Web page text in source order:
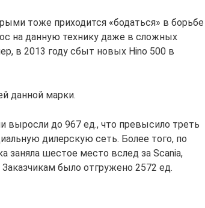
тоже приходится «бодаться» в борьбе
на данную технику даже в сложных
в 2013 году сбыт новых Hino 500 в
данной марки.
выросли до 967 ед., что превысило треть
дилерскую сеть. Более того, по
заняла шестое место вслед за Scania,
Заказчикам было отгружено 2572 ед.